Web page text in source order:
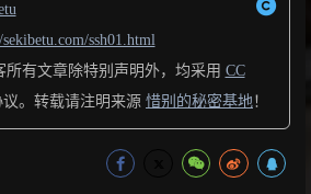
ssh01.html
所有文章除特别声明外，均采用 CC
。转载请注明来源 惜别的秘密基地！